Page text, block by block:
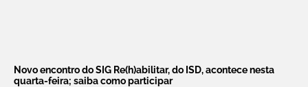
Novo encontro do SIG Re(h)abilitar, do ISD, acontece nesta
quarta-feira; saiba como participar